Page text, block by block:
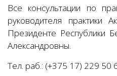
Все консультации по
руководителя практики
Президенте Республики
Александровны.
Тел. раб.: (+375 17) 229 50